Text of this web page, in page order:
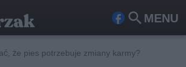
MENU
Fa
ook
Szu
kaj
że pies potrzebuje zmiany karmy?